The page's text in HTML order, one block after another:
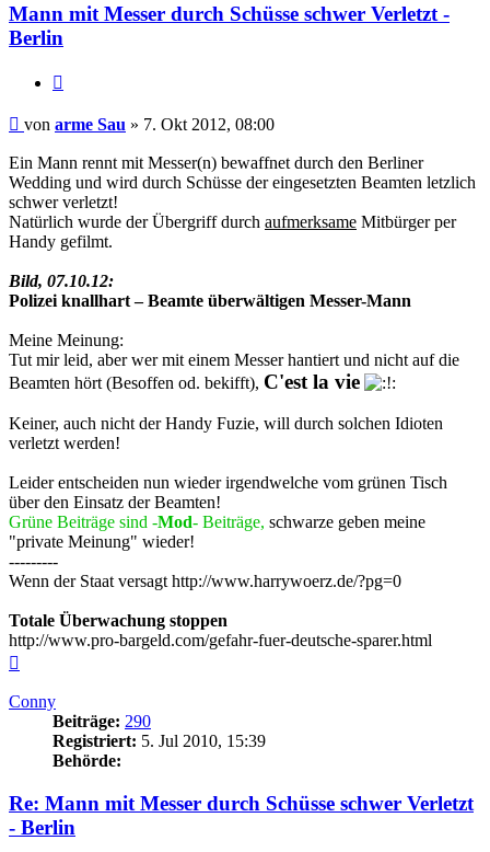
Mann mit Messer durch Schüsse schwer Verletzt -
Berlin
Beitrag
von arme Sau » 7. Okt 2012, 08:00
Ein Mann rennt mit Messer(n) bewaffnet durch den Berliner
Wedding und wird durch Schüsse der eingesetzten Beamten letzlich
schwer verletzt!
Natürlich wurde der Übergriff durch aufmerksame Mitbürger per
Handy gefilmt.
Bild, 07.10.12:
Polizei knallhart – Beamte überwältigen Messer-Mann
Meine Meinung:
Tut mir leid, aber wer mit einem Messer hantiert und nicht auf die
Beamten hört (Besoffen od. bekifft), C'est la vie
Keiner, auch nicht der Handy Fuzie, will durch solchen Idioten
verletzt werden!
Leider entscheiden nun wieder irgendwelche vom grünen Tisch
über den Einsatz der Beamten!
Grüne Beiträge sind -Mod- Beiträge, schwarze geben meine
"private Meinung" wieder!
---------
Wenn der Staat versagt http://www.harrywoerz.de/?pg=0
Totale Überwachung stoppen
http://www.pro-bargeld.com/gefahr-fuer-deutsche-sparer.html
Conny
Beiträge: 290
Registriert: 5. Jul 2010, 15:39
Behörde:
Re: Mann mit Messer durch Schüsse schwer Verletzt
- Berlin